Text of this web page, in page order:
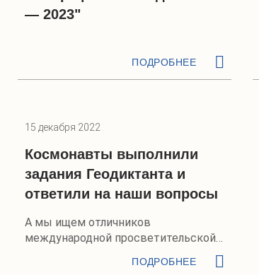
— 2023"
ПОДРОБНЕЕ
15 декабря 2022
Космонавты выполнили
задания Геодиктанта и
ответили на наши вопросы
А мы ищем отличников
международной просветительской
ПОДРОБНЕЕ